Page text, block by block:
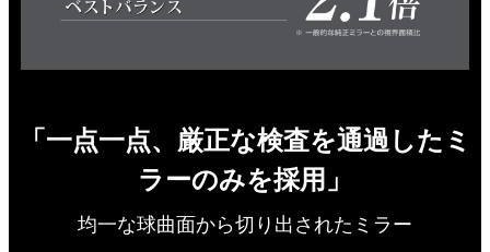
「一点一点、厳正な検査を通過したミ
ラーのみを採用」
均一な球曲面から切り出されたミラー